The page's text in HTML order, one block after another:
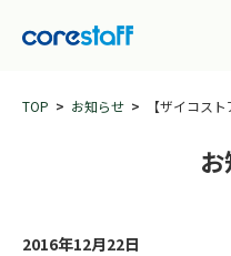
TOP お知らせ 【ザイコス
2016年12月22日